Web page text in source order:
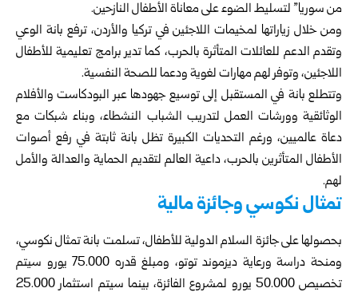
من سوريا” لتسليط الضوء على معاناة الأطفال النازحين.
ومن خلال زياراتها لمخيمات اللاجئين في تركيا والأردن، ترفع بانة الوعي
وتقدم الدعم للعائلات المتأثرة بالحرب، كما تدير برامج تعليمية للأطفال
اللاجئين، وتوفر لهم مهارات لغوية ودعما للصحة النفسية.
وتتطلع بانة في المستقبل إلى توسيع جهودها عبر البودكاست والأفلام
الوثائقية وورشات العمل لتدريب الشباب النشطاء، وبناء شبكات مع
دعاة عالميين، ورغم التحديات الكبيرة تظل بانة ثابتة في رفع أصوات
الأطفال المتأثرين بالحرب، داعية العالم لتقديم الحماية والعدالة والأمل
لهم.
تمثال نكوسي وجائزة مالية
بحصولها على جائزة السلام الدولية للأطفال، تسلمت بانة تمثال نكوسي،
ومنحة دراسة ورعاية ديزموند توتو، ومبلغ قدره 75.000 يورو سيتم
تخصيص 50.000 يورو لمشروع الفائزة، بينما سيتم استثمار 25.000